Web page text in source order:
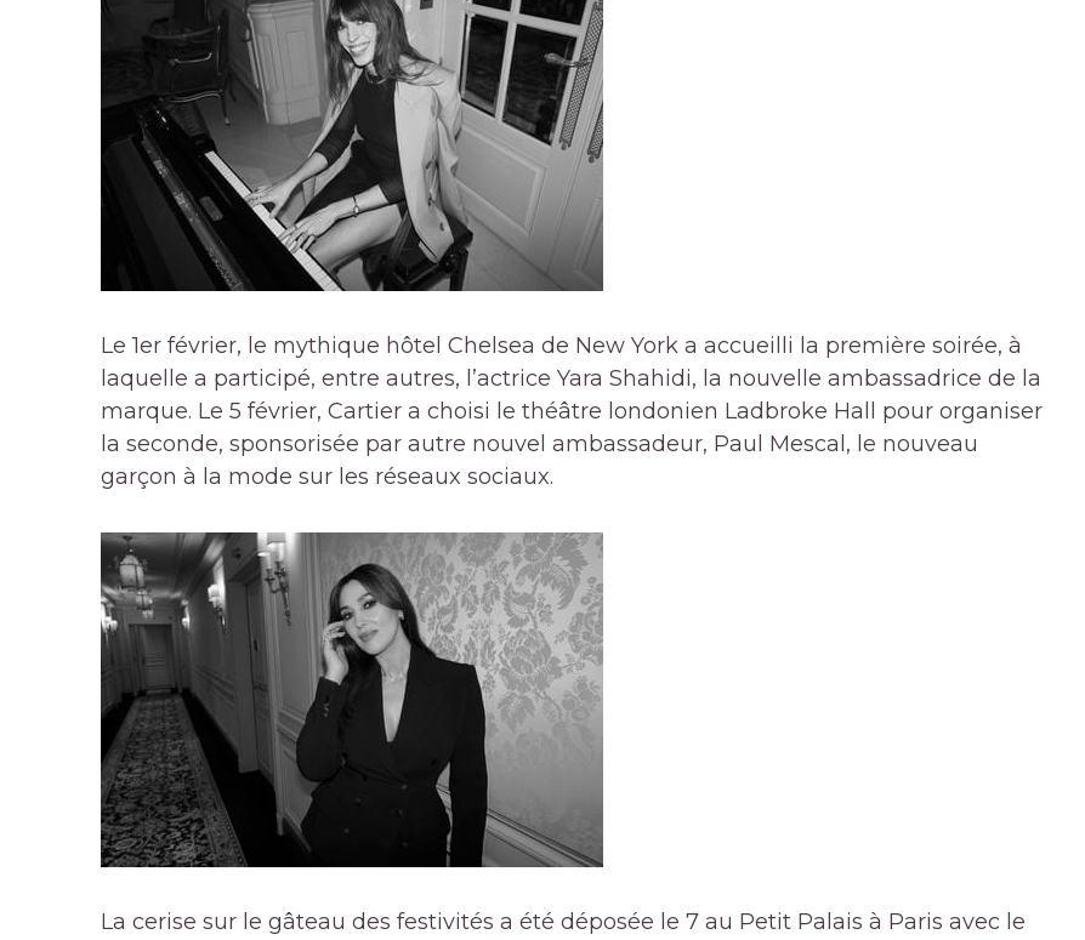
Le 1er février, le mythique hôtel Chelsea de New York a accueilli la première soirée, à
laquelle a participé, entre autres, l’actrice Yara Shahidi, la nouvelle ambassadrice de la
marque. Le 5 février, Cartier a choisi le théâtre londonien Ladbroke Hall pour organiser
la seconde, sponsorisée par autre nouvel ambassadeur, Paul Mescal, le nouveau
garçon à la mode sur les réseaux sociaux.
La cerise sur le gâteau des festivités a été déposée le 7 au Petit Palais à Paris avec le